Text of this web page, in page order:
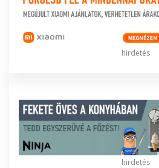
hirdetés
hirdetés